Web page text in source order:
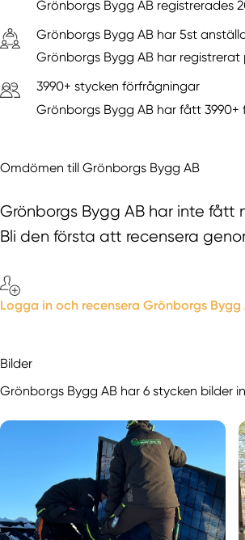
Grönborgs Bygg AB registrerades
Grönborgs Bygg AB har 5st
Grönborgs Bygg AB har
3990+ stycken förfrågningar
Grönborgs Bygg AB har fått
Omdömen till Grönborgs Bygg AB
Grönborgs Bygg AB har inte fått
Bli den första att recensera
Logga in och recensera Grönborgs Bygg
Bilder
Grönborgs Bygg AB har 6 stycken bilder